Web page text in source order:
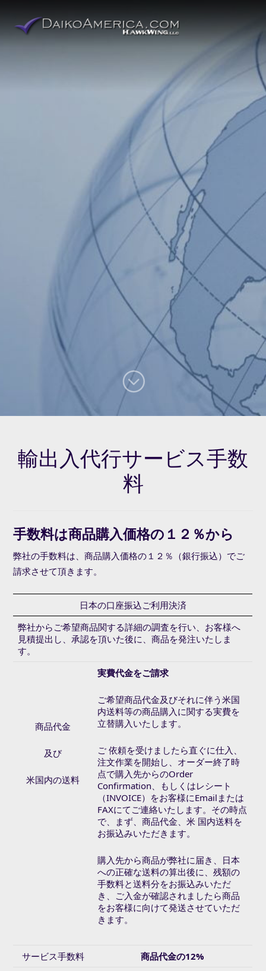
輸出入代行サービス手数
料
手数料は商品購入価格の１２％から
弊社の手数料は、商品購入価格の１２％（銀行振込）でご
請求させて頂きます。
日本の口座振込ご利用決済
弊社からご希望商品関する詳細の調査を行い、お客様へ
見積提出し、承認を頂いた後に、商品を発注いたしま
す。
商品代金
及び
米国内の送料
実費代金をご請求
ご希望商品代金及びそれに伴う米国
内送料等の商品購入に関する実費を
立替購入いたします。
ご 依頼を受けましたら直ぐに仕入、
注文作業を開始し、オーダー終了時
点で購入先からのOrder
Confirmation、もしくはレシート
（INVOICE）をお客様にEmailまたは
FAXにてご連絡いたします。その時点
で、まず、商品代金、米 国内送料を
お振込みいただきます。
購入先から商品が弊社に届き、日本
への正確な送料の算出後に、残額の
手数料と送料分をお振込みいただ
き、ご入金が確認されましたら商品
をお客様に向けて発送させていただ
きます。
サービス手数料
商品代金の12%